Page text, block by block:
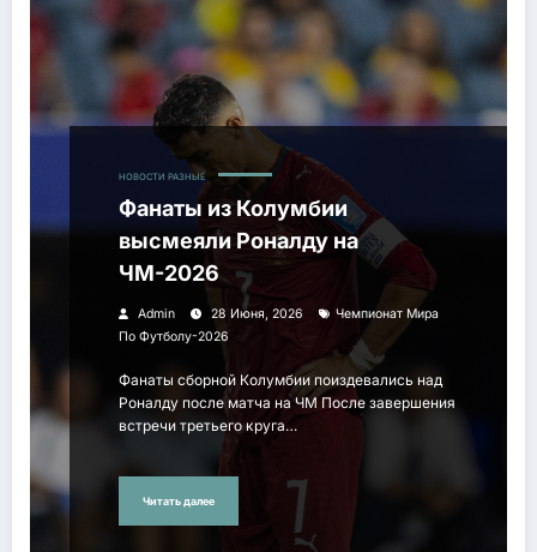
НОВОСТИ РАЗНЫЕ
Фанаты из Колумбии
высмеяли Роналду на
ЧМ-2026
Admin 28 Июня, 2026
Чемпионат Мира
По Футболу-2026
Фанаты сборной Колумбии поиздевались над
Роналду после матча на ЧМ После завершения
встречи третьего круга…
Читать далее